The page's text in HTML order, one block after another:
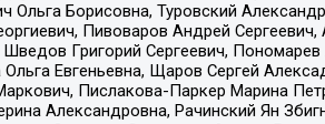
Борисовна, Туровский
Пивоваров Андрей
Григорий Сергеевич,
Евгеньевна, Щаров Сергей
Пислакова-Паркер Марина
Александровна, Рачинский Ян